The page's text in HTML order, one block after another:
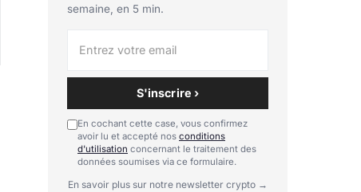
semaine, en 5 min.
S'inscrire ›
En cochant cette case, vous confirmez
avoir lu et accepté nos conditions
d'utilisation concernant le traitement des
données soumises via ce formulaire.
En savoir plus sur notre newsletter crypto →